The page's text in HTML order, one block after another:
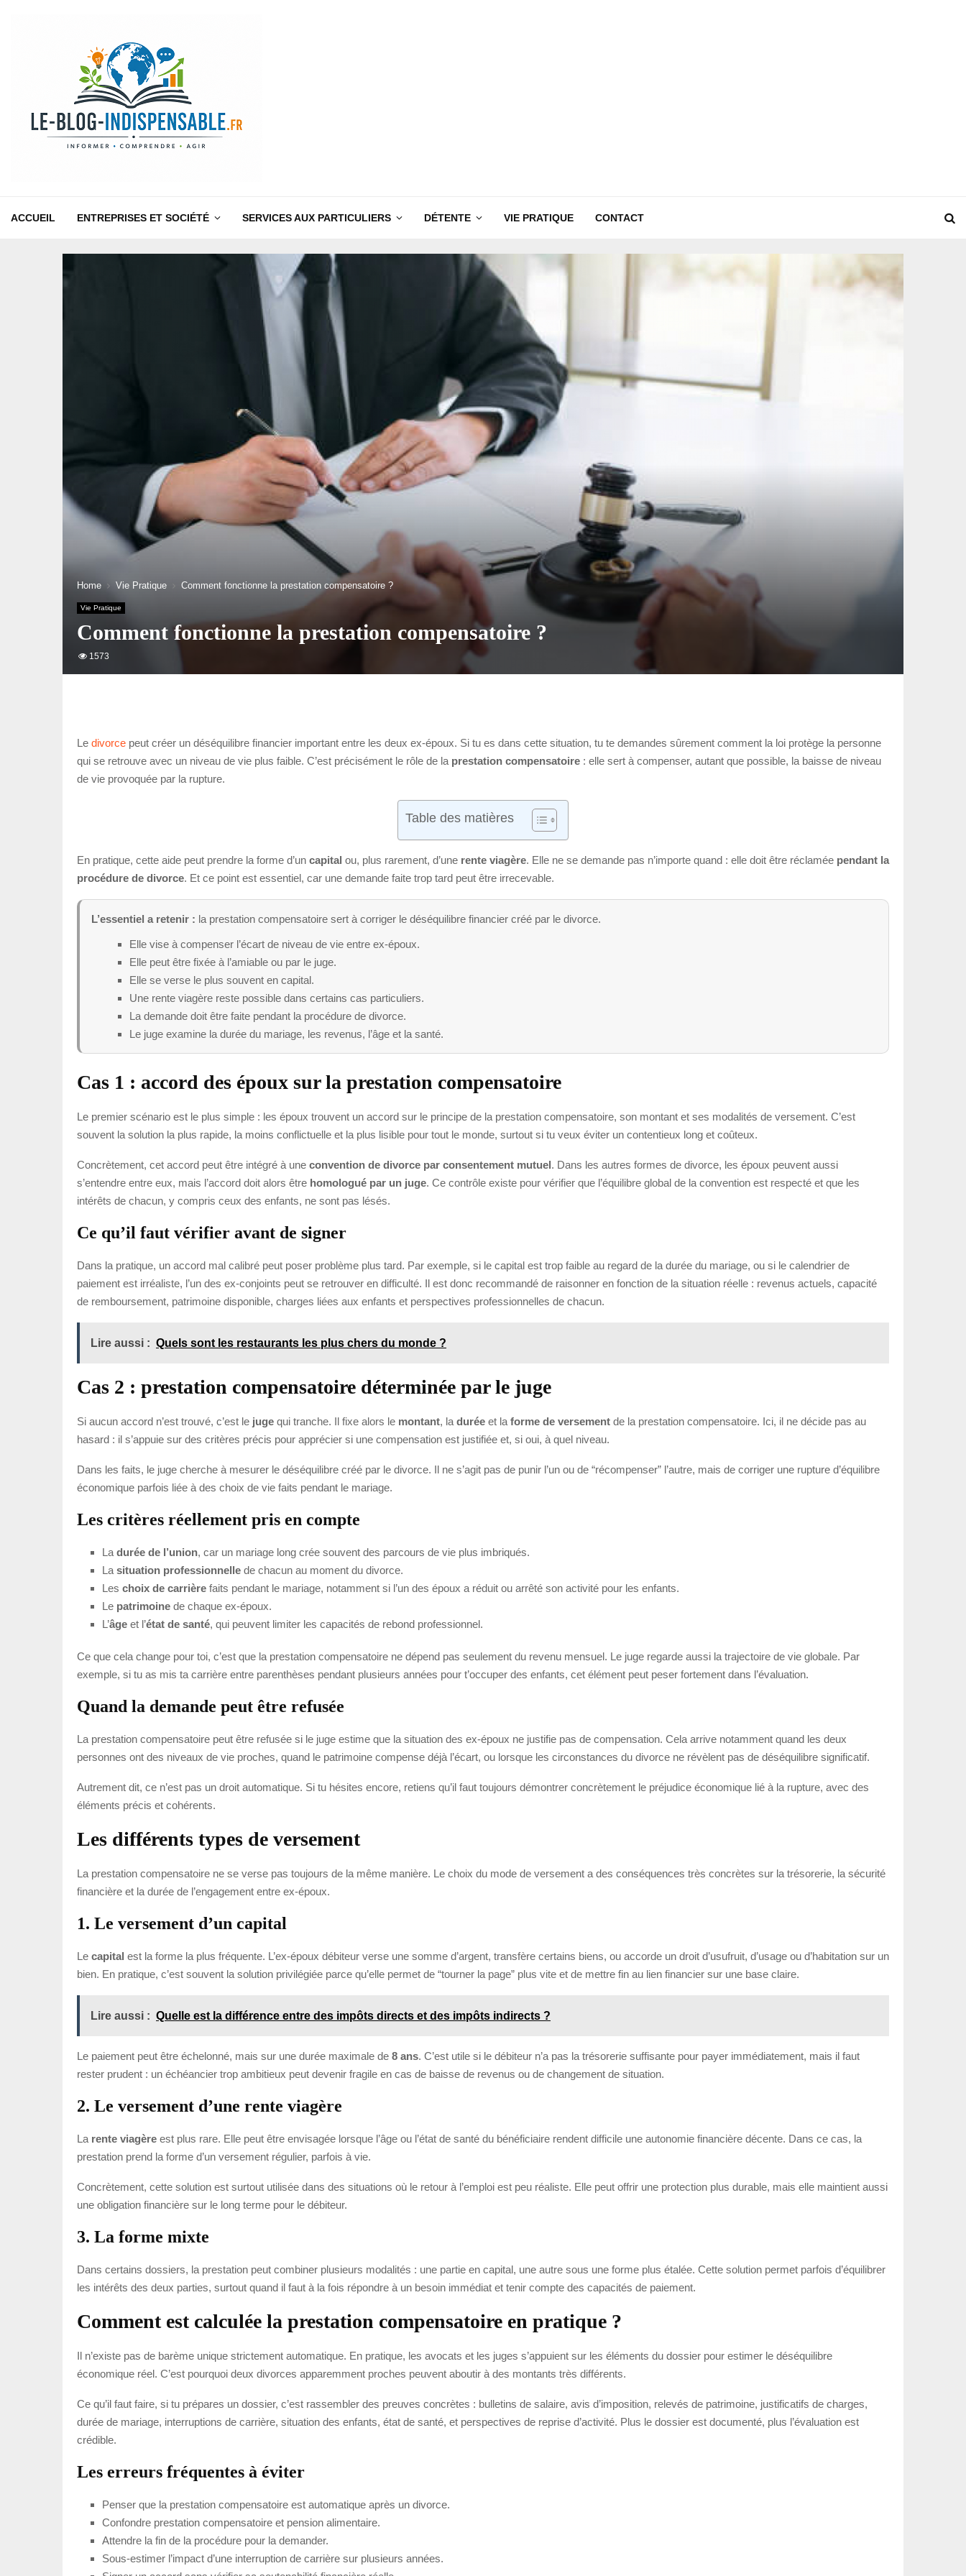
ACCUEIL ENTREPRISES ET SOCIÉTÉ SERVICES AUX PARTICULIERS DÉTENTE VIE PRATIQUE CONTACT
Home Vie Pratique Comment fonctionne la prestation compensatoire ?
Vie Pratique
Comment fonctionne la prestation compensatoire ?
1573
Le divorce peut créer un déséquilibre financier important entre les deux ex-époux. Si tu es dans cette situation, tu te demandes sûrement comment la loi protège la personne
qui se retrouve avec un niveau de vie plus faible. C’est précisément le rôle de la prestation compensatoire : elle sert à compenser, autant que possible, la baisse de niveau
de vie provoquée par la rupture.
Table des matières
En pratique, cette aide peut prendre la forme d’un capital ou, plus rarement, d’une rente viagère. Elle ne se demande pas n’importe quand : elle doit être réclamée pendant la
procédure de divorce. Et ce point est essentiel, car une demande faite trop tard peut être irrecevable.
L’essentiel a retenir : la prestation compensatoire sert à corriger le déséquilibre financier créé par le divorce.
Elle vise à compenser l’écart de niveau de vie entre ex-époux.
Elle peut être fixée à l’amiable ou par le juge.
Elle se verse le plus souvent en capital.
Une rente viagère reste possible dans certains cas particuliers.
La demande doit être faite pendant la procédure de divorce.
Le juge examine la durée du mariage, les revenus, l’âge et la santé.
Cas 1 : accord des époux sur la prestation compensatoire
Le premier scénario est le plus simple : les époux trouvent un accord sur le principe de la prestation compensatoire, son montant et ses modalités de versement. C’est
souvent la solution la plus rapide, la moins conflictuelle et la plus lisible pour tout le monde, surtout si tu veux éviter un contentieux long et coûteux.
Concrètement, cet accord peut être intégré à une convention de divorce par consentement mutuel. Dans les autres formes de divorce, les époux peuvent aussi
s’entendre entre eux, mais l’accord doit alors être homologué par un juge. Ce contrôle existe pour vérifier que l’équilibre global de la convention est respecté et que les
intérêts de chacun, y compris ceux des enfants, ne sont pas lésés.
Ce qu’il faut vérifier avant de signer
Dans la pratique, un accord mal calibré peut poser problème plus tard. Par exemple, si le capital est trop faible au regard de la durée du mariage, ou si le calendrier de
paiement est irréaliste, l’un des ex-conjoints peut se retrouver en difficulté. Il est donc recommandé de raisonner en fonction de la situation réelle : revenus actuels, capacité
de remboursement, patrimoine disponible, charges liées aux enfants et perspectives professionnelles de chacun.
Lire aussi : Quels sont les restaurants les plus chers du monde ?
Cas 2 : prestation compensatoire déterminée par le juge
Si aucun accord n’est trouvé, c’est le juge qui tranche. Il fixe alors le montant, la durée et la forme de versement de la prestation compensatoire. Ici, il ne décide pas au
hasard : il s’appuie sur des critères précis pour apprécier si une compensation est justifiée et, si oui, à quel niveau.
Dans les faits, le juge cherche à mesurer le déséquilibre créé par le divorce. Il ne s’agit pas de punir l’un ou de “récompenser” l’autre, mais de corriger une rupture d’équilibre
économique parfois liée à des choix de vie faits pendant le mariage.
Les critères réellement pris en compte
La durée de l’union, car un mariage long crée souvent des parcours de vie plus imbriqués.
La situation professionnelle de chacun au moment du divorce.
Les choix de carrière faits pendant le mariage, notamment si l’un des époux a réduit ou arrêté son activité pour les enfants.
Le patrimoine de chaque ex-époux.
L’âge et l’état de santé, qui peuvent limiter les capacités de rebond professionnel.
Ce que cela change pour toi, c’est que la prestation compensatoire ne dépend pas seulement du revenu mensuel. Le juge regarde aussi la trajectoire de vie globale. Par
exemple, si tu as mis ta carrière entre parenthèses pendant plusieurs années pour t’occuper des enfants, cet élément peut peser fortement dans l’évaluation.
Quand la demande peut être refusée
La prestation compensatoire peut être refusée si le juge estime que la situation des ex-époux ne justifie pas de compensation. Cela arrive notamment quand les deux
personnes ont des niveaux de vie proches, quand le patrimoine compense déjà l’écart, ou lorsque les circonstances du divorce ne révèlent pas de déséquilibre significatif.
Autrement dit, ce n’est pas un droit automatique. Si tu hésites encore, retiens qu’il faut toujours démontrer concrètement le préjudice économique lié à la rupture, avec des
éléments précis et cohérents.
Les différents types de versement
La prestation compensatoire ne se verse pas toujours de la même manière. Le choix du mode de versement a des conséquences très concrètes sur la trésorerie, la sécurité
financière et la durée de l’engagement entre ex-époux.
1. Le versement d’un capital
Le capital est la forme la plus fréquente. L’ex-époux débiteur verse une somme d’argent, transfère certains biens, ou accorde un droit d’usufruit, d’usage ou d’habitation sur un
bien. En pratique, c’est souvent la solution privilégiée parce qu’elle permet de “tourner la page” plus vite et de mettre fin au lien financier sur une base claire.
Lire aussi : Quelle est la différence entre des impôts directs et des impôts indirects ?
Le paiement peut être échelonné, mais sur une durée maximale de 8 ans. C’est utile si le débiteur n’a pas la trésorerie suffisante pour payer immédiatement, mais il faut
rester prudent : un échéancier trop ambitieux peut devenir fragile en cas de baisse de revenus ou de changement de situation.
2. Le versement d’une rente viagère
La rente viagère est plus rare. Elle peut être envisagée lorsque l’âge ou l’état de santé du bénéficiaire rendent difficile une autonomie financière décente. Dans ce cas, la
prestation prend la forme d’un versement régulier, parfois à vie.
Concrètement, cette solution est surtout utilisée dans des situations où le retour à l’emploi est peu réaliste. Elle peut offrir une protection plus durable, mais elle maintient aussi
une obligation financière sur le long terme pour le débiteur.
3. La forme mixte
Dans certains dossiers, la prestation peut combiner plusieurs modalités : une partie en capital, une autre sous une forme plus étalée. Cette solution permet parfois d’équilibrer
les intérêts des deux parties, surtout quand il faut à la fois répondre à un besoin immédiat et tenir compte des capacités de paiement.
Comment est calculée la prestation compensatoire en pratique ?
Il n’existe pas de barème unique strictement automatique. En pratique, les avocats et les juges s’appuient sur les éléments du dossier pour estimer le déséquilibre
économique réel. C’est pourquoi deux divorces apparemment proches peuvent aboutir à des montants très différents.
Ce qu’il faut faire, si tu prépares un dossier, c’est rassembler des preuves concrètes : bulletins de salaire, avis d’imposition, relevés de patrimoine, justificatifs de charges,
durée de mariage, interruptions de carrière, situation des enfants, état de santé, et perspectives de reprise d’activité. Plus le dossier est documenté, plus l’évaluation est
crédible.
Les erreurs fréquentes à éviter
Penser que la prestation compensatoire est automatique après un divorce.
Confondre prestation compensatoire et pension alimentaire.
Attendre la fin de la procédure pour la demander.
Sous-estimer l’impact d’une interruption de carrière sur plusieurs années.